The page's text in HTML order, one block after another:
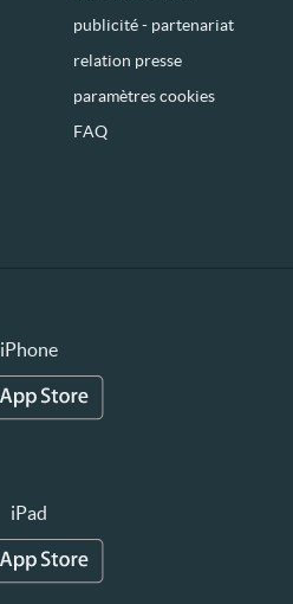
publicité - partenariat
relation presse
paramètres cookies
FAQ
iPhone
iPad